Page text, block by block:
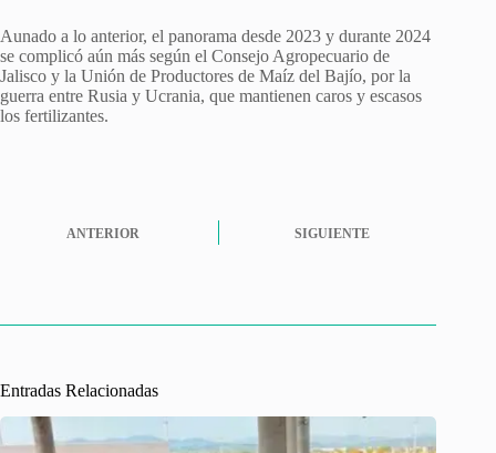
Aunado a lo anterior, el panorama desde 2023 y durante 2024
se complicó aún más según el Consejo Agropecuario de
Jalisco y la Unión de Productores de Maíz del Bajío, por la
guerra entre Rusia y Ucrania, que mantienen caros y escasos
los fertilizantes.
ANTERIOR SIGUIENTE
Entradas Relacionadas